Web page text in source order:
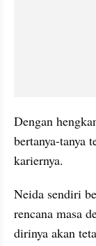
Dengan
bertanya-tanya
kariernya.
Neida sendiri
rencana masa
dirinya akan